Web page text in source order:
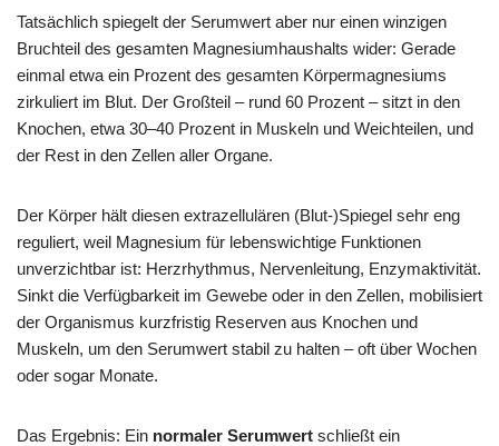
Tatsächlich spiegelt der Serumwert aber nur einen winzigen
Bruchteil des gesamten Magnesiumhaushalts wider: Gerade
einmal etwa ein Prozent des gesamten Körpermagnesiums
zirkuliert im Blut. Der Großteil – rund 60 Prozent – sitzt in den
Knochen, etwa 30–40 Prozent in Muskeln und Weichteilen, und
der Rest in den Zellen aller Organe.
Der Körper hält diesen extrazellulären (Blut-)Spiegel sehr eng
reguliert, weil Magnesium für lebenswichtige Funktionen
unverzichtbar ist: Herzrhythmus, Nervenleitung, Enzymaktivität.
Sinkt die Verfügbarkeit im Gewebe oder in den Zellen, mobilisiert
der Organismus kurzfristig Reserven aus Knochen und
Muskeln, um den Serumwert stabil zu halten – oft über Wochen
oder sogar Monate.
Das Ergebnis: Ein normaler Serumwert schließt ein